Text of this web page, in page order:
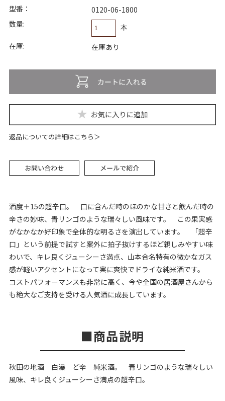
型番：
0120-06-1800
数量:
本
在庫:
在庫あり
返品についての詳細はこちら
酒度＋15の超辛口。 口に含んだ時のほのかな甘さと飲んだ時の
辛さの妙味、青リンゴのような瑞々しい風味です。 この果実感
がなかなか好印象で全体的な明るさを演出しています。 「超辛
口」という前提で試すと案外に拍子抜けするほど親しみやすい味
わいで、キレ良くジューシーさ満点、山本合名特有の微かなガス
感が軽いアクセントになって実に爽快でドライな純米酒です。
コストパフォーマンスも非常に高く、今や全国の居酒屋さんから
も絶大なご支持を受ける人気酒に成長しています。
商品説明
秋田の地酒 白瀑 ど辛 純米酒。 青リンゴのような瑞々しい
風味、キレ良くジューシーさ満点の超辛口。